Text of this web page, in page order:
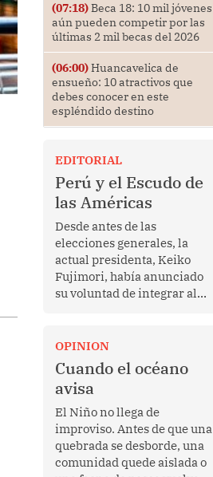
(07:18)Beca 18: 10 mil jóvenes
aún pueden competir por las
últimas 2 mil becas del 2026
(06:00)Huancavelica de
ensueño: 10 atractivos que
debes conocer en este
espléndido destino
EDITORIAL
Perú y el Escudo de
las Américas
Desde antes de las
elecciones generales, la
actual presidenta, Keiko
Fujimori, había anunciado
su voluntad de integrar al
en marzo de este año por el
mandatario estadounidense
Donald Trump, con el fin de
enfrentar al crimen
transnacional organizado y
al tráfico de drogas.
OPINION
Cuando el océano
avisa
El Niño no llega de
improviso. Antes de que una
quebrada se desborde, una
comunidad quede aislada o